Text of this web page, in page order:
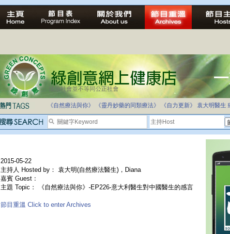
法治社會並不等同公正社會
《自然療法與你》 《靈丹妙藥的同類療法》 《自力更新》 袁大明醫生
2015-05-22
主持人 Hosted by： 袁大明(自然療法醫生)，Diana
嘉賓 Guest：
主題 Topic： 《自然療法與你》-EP226-意大利醫生對中國醫生的感言
節目重溫 Click to enter Archives